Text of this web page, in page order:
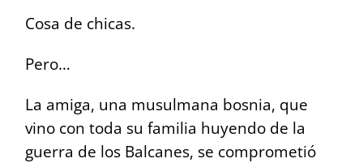
Cosa de chicas.
Pero…
La amiga, una musulmana bosnia, que
vino con toda su familia huyendo de la
guerra de los Balcanes, se comprometió